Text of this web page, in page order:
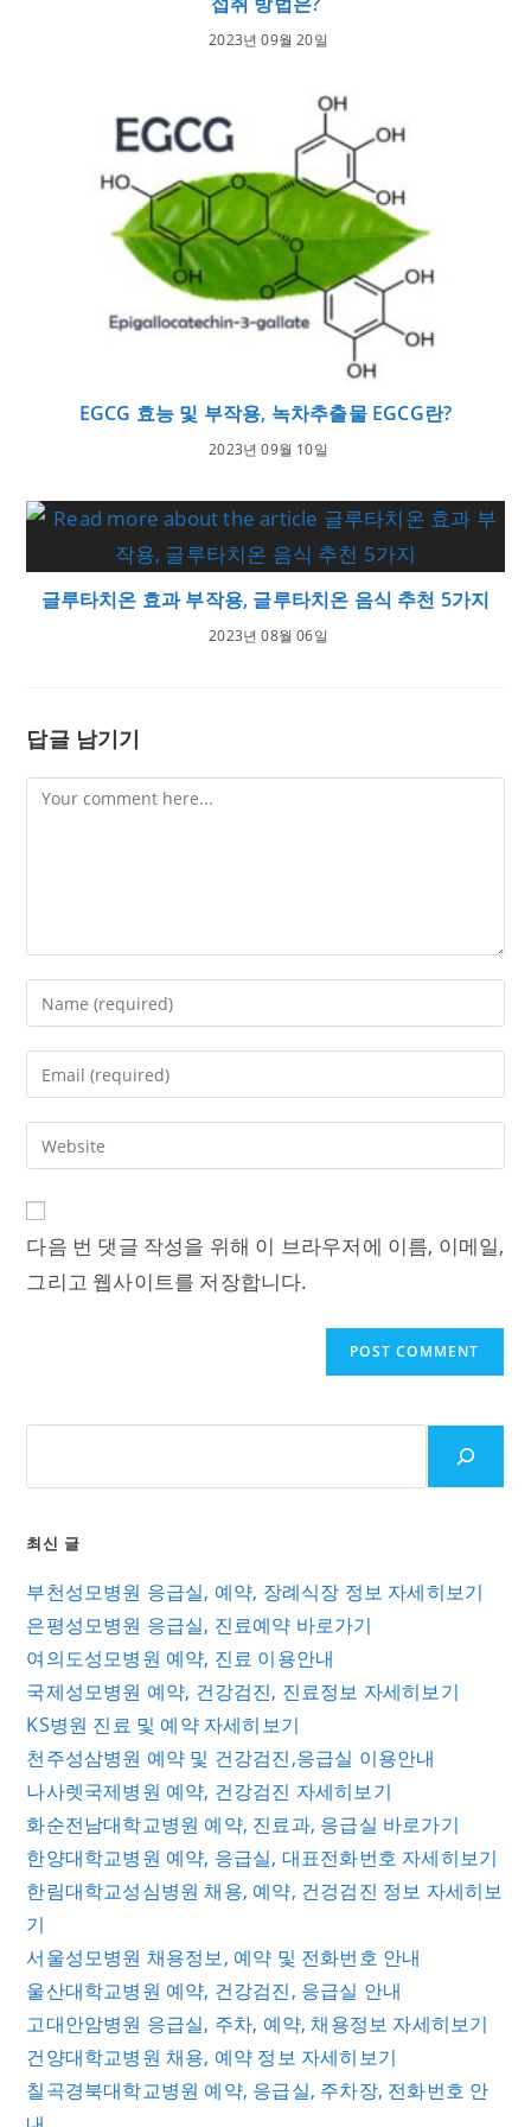
2023년 09월 20일
EGCG 효능 및 부작용, 녹차추출물 EGCG란?
2023년 09월 10일
글루타치온 효과 부작용, 글루타치온 음식 추천 5가지
2023년 08월 06일
답글 남기기
Comment
Enter
your
name
comment
Enter
your
email
address
Enter
your
URL
(optional)
다음 번 댓글 작성을 위해 이 브라우저에 이름, 이메일,
그리고 웹사이트를 저장합니다.
최신 글
부천성모병원 응급실, 예약, 장례식장 정보 자세히보기
은평성모병원 응급실, 진료예약 바로가기
여의도성모병원 예약, 진료 이용안내
국제성모병원 예약, 건강검진, 진료정보 자세히보기
KS병원 진료 및 예약 자세히보기
천주성삼병원 예약 및 건강검진,응급실 이용안내
나사렛국제병원 예약, 건강검진 자세히보기
화순전남대학교병원 예약, 진료과, 응급실 바로가기
한양대학교병원 예약, 응급실, 대표전화번호 자세히보기
한림대학교성심병원 채용, 예약, 건겅검진 정보 자세히보
기
서울성모병원 채용정보, 예약 및 전화번호 안내
울산대학교병원 예약, 건강검진, 응급실 안내
고대안암병원 응급실, 주차, 예약, 채용정보 자세히보기
건양대학교병원 채용, 예약 정보 자세히보기
칠곡경북대학교병원 예약, 응급실, 주차장, 전화번호 안